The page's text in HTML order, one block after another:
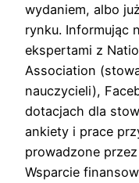
wydaniem, albo
rynku. Informując
ekspertami z
Association
nauczycieli),
dotacjach dla
ankiety i prace
prowadzone
Wsparcie